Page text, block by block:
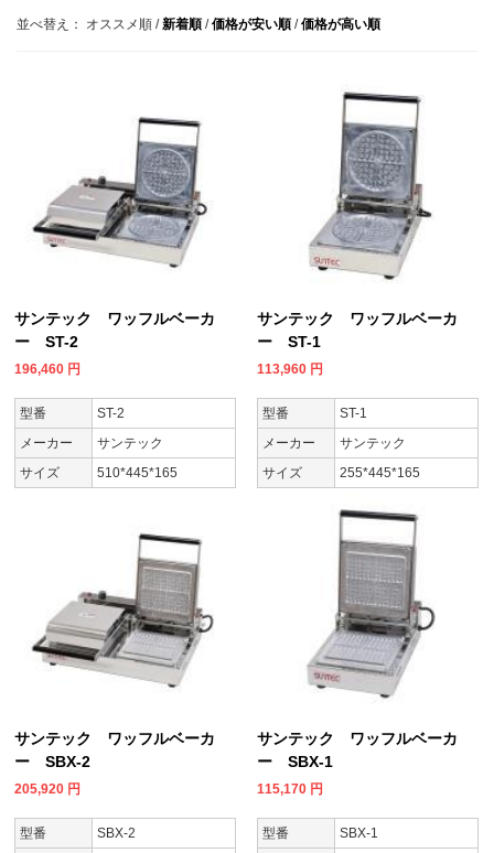
並べ替え： オススメ順 /新着順 /価格が安い順 /価格が高い順
サンテック ワッフルベーカ
ー ST-2
196,460 円
型番
ST-2
メーカー
サンテック
サイズ
510*445*165
サンテック ワッフルベーカ
ー ST-1
113,960 円
型番
ST-1
メーカー
サンテック
サイズ
255*445*165
サンテック ワッフルベーカ
ー SBX-2
205,920 円
型番
SBX-2
サンテック ワッフルベーカ
ー SBX-1
115,170 円
型番
SBX-1